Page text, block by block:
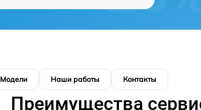
Модели Наши работы Контакты
Преимущества